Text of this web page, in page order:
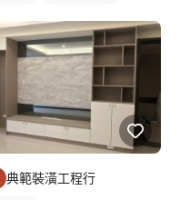
典範裝潢工程行